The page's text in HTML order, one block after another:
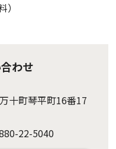
わせ
十町琴平町16番17
22-5040